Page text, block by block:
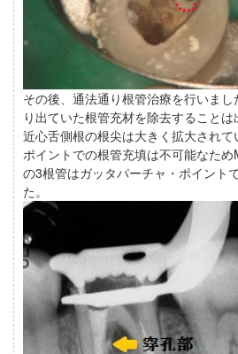
その後、通法通り根管治療を行いま
り出ていた根管充材を除去することは
近心舌側根の根尖は大きく拡大されて
ポイントでの根管充填は不可能なた
の3根管はガッタパーチャ・ポイント
た。